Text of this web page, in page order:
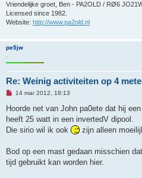
Vriendelijke groet, Ben - PA2OLD / RØ6
Licensed since 1982.
Website: http://www.pa2old.nl
pe5jw
.
Re: Weinig activiteiten op 4
O
g
l
e
n
e
14 mar 2012, 18:13
Hoorde net van John pa0ete dat hij
heeft 25 watt in een invertedV dipool.
Die sirio wil ik ook
zijn alleen
Bod op een mast gedaan misschien
tijd gebruikt kan worden hier.